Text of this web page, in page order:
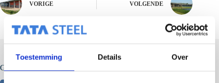
Toestemming Details Over
VORIGE VOLGENDE
Gerelateerde berichten